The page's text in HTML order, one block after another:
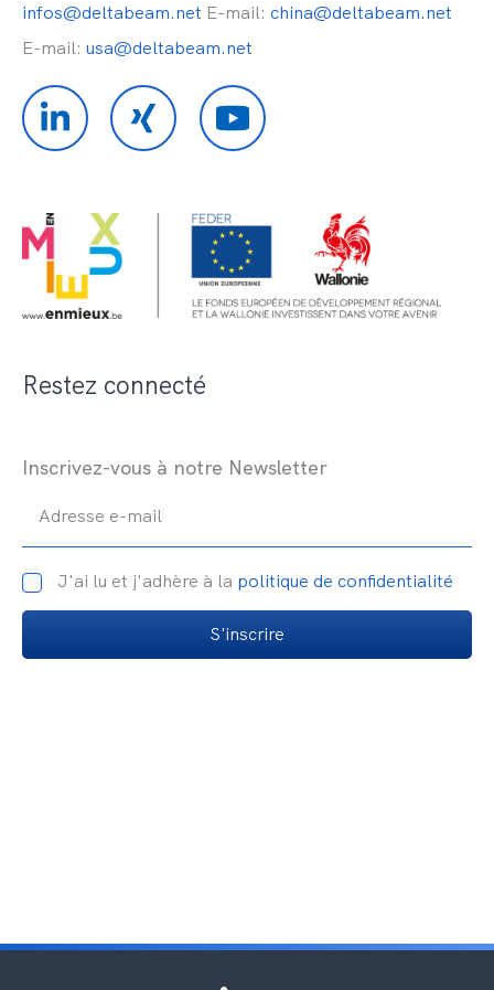
infos@deltabeam.net E-mail: china@deltabeam.net
E-mail: usa@deltabeam.net
Restez connecté
Inscrivez-vous à notre Newsletter
Adresse e-mail
J'ai lu et j'adhère à la politique de confidentialité
S'inscrire